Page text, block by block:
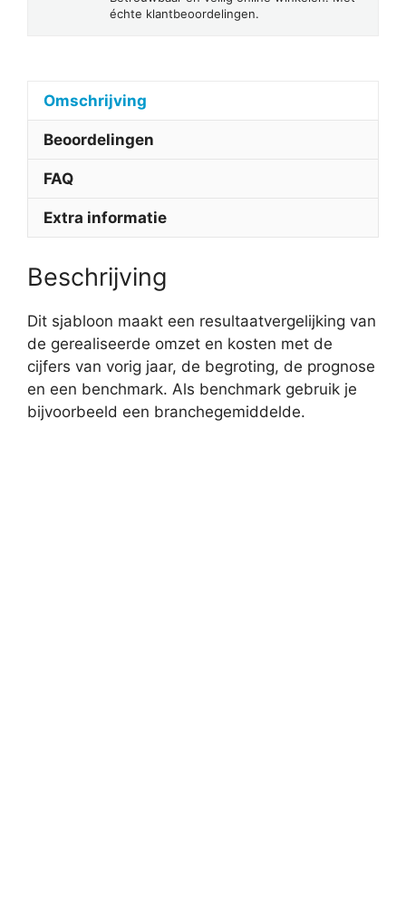
échte klantbeoordelingen.
Omschrijving
Beoordelingen
FAQ
Extra informatie
Beschrijving
Dit sjabloon maakt een resultaatvergelijking van
de gerealiseerde omzet en kosten met de
cijfers van vorig jaar, de begroting, de prognose
en een benchmark. Als benchmark gebruik je
bijvoorbeeld een branchegemiddelde.